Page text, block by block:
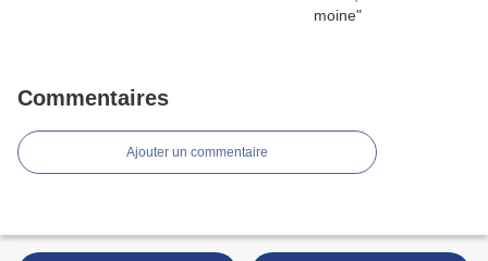
Commentaires
Ajouter un commentaire